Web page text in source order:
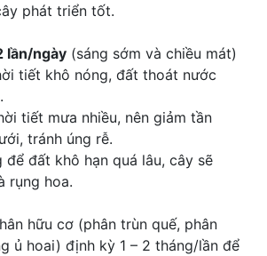
phát triển tốt.
lần/ngày (sáng sớm và chiều mát)
tiết khô nóng, đất thoát nước
tiết mưa nhiều, nên giảm tần
tránh úng rễ.
để đất khô hạn quá lâu, cây sẽ
rụng hoa.
hữu cơ (phân trùn quế, phân
ủ hoai) định kỳ 1 – 2 tháng/lần để